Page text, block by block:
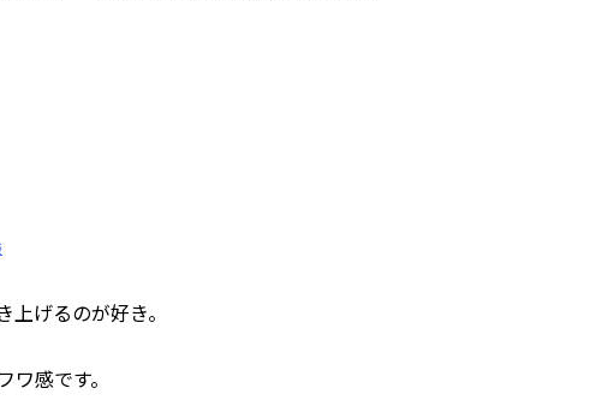
上げるのが好き。
ワ感です。